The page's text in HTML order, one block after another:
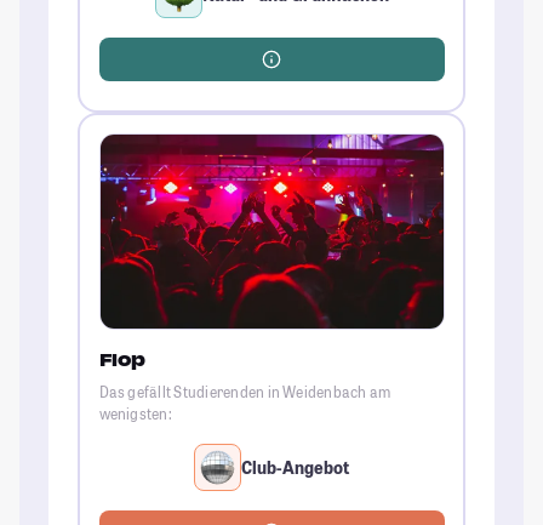
Flop
Das gefällt Studierenden in Weidenbach am
wenigsten:
Club-Angebot